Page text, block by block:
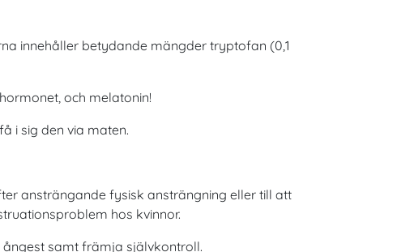
innehåller betydande mängder tryptofan (0,1
och melatonin!
i sig den via maten.
ansträngande fysisk ansträngning eller till att
hos kvinnor.
samt främja självkontroll.